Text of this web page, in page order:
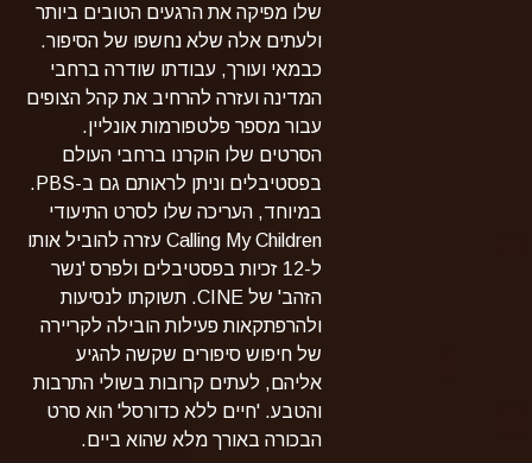
שלו מפיקה את הרגעים הטובים ביותר
ולעתים אלה שלא נחשפו של הסיפור.
כבמאי ועורך, עבודתו שודרה ברחבי
המדינה ועזרה להרחיב את קהל הצופים
עבור מספר פלטפורמות אונליין.
הסרטים שלו הוקרנו ברחבי העולם
בפסטיבלים וניתן לראותם גם ב-PBS.
במיוחד, העריכה שלו לסרט התיעודי
Calling My Children עזרה להוביל אותו
ל-12 זכיות בפסטיבלים ולפרס 'נשר
הזהב' של CINE. תשוקתו לנסיעות
ולהרפתקאות פעילות הובילה לקריירה
של חיפוש סיפורים שקשה להגיע
אליהם, לעתים קרובות בשולי התרבות
והטבע. 'חיים ללא כדורסל' הוא סרט
הבכורה באורך מלא שהוא ביים.